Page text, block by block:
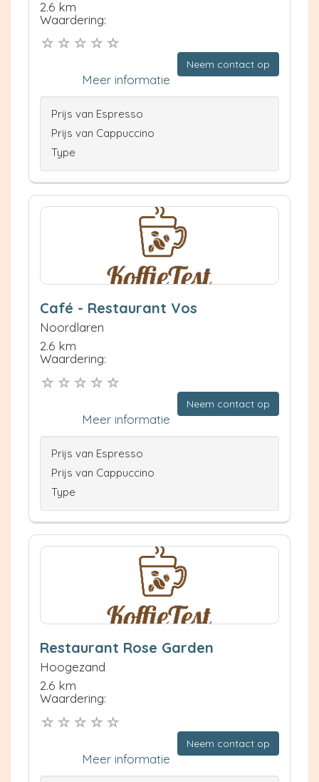
2.6 km
Waardering:
Neem contact op
Meer informatie
Prijs van Espresso
Prijs van Cappuccino
Type
Café - Restaurant Vos
Noordlaren
2.6 km
Waardering:
Neem contact op
Meer informatie
Prijs van Espresso
Prijs van Cappuccino
Type
Restaurant Rose Garden
Hoogezand
2.6 km
Waardering:
Neem contact op
Meer informatie